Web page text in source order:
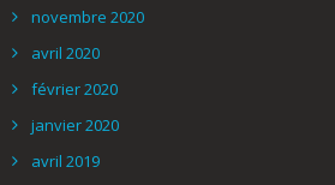
novembre 2020
avril 2020
février 2020
janvier 2020
avril 2019